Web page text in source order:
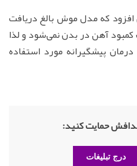
که مدل موش بالغ دریافت
آهن در بدن نمی‌شود و لذا
پیشگیرانه مورد استفاده
حمایت کنید:
درج تبلیغات